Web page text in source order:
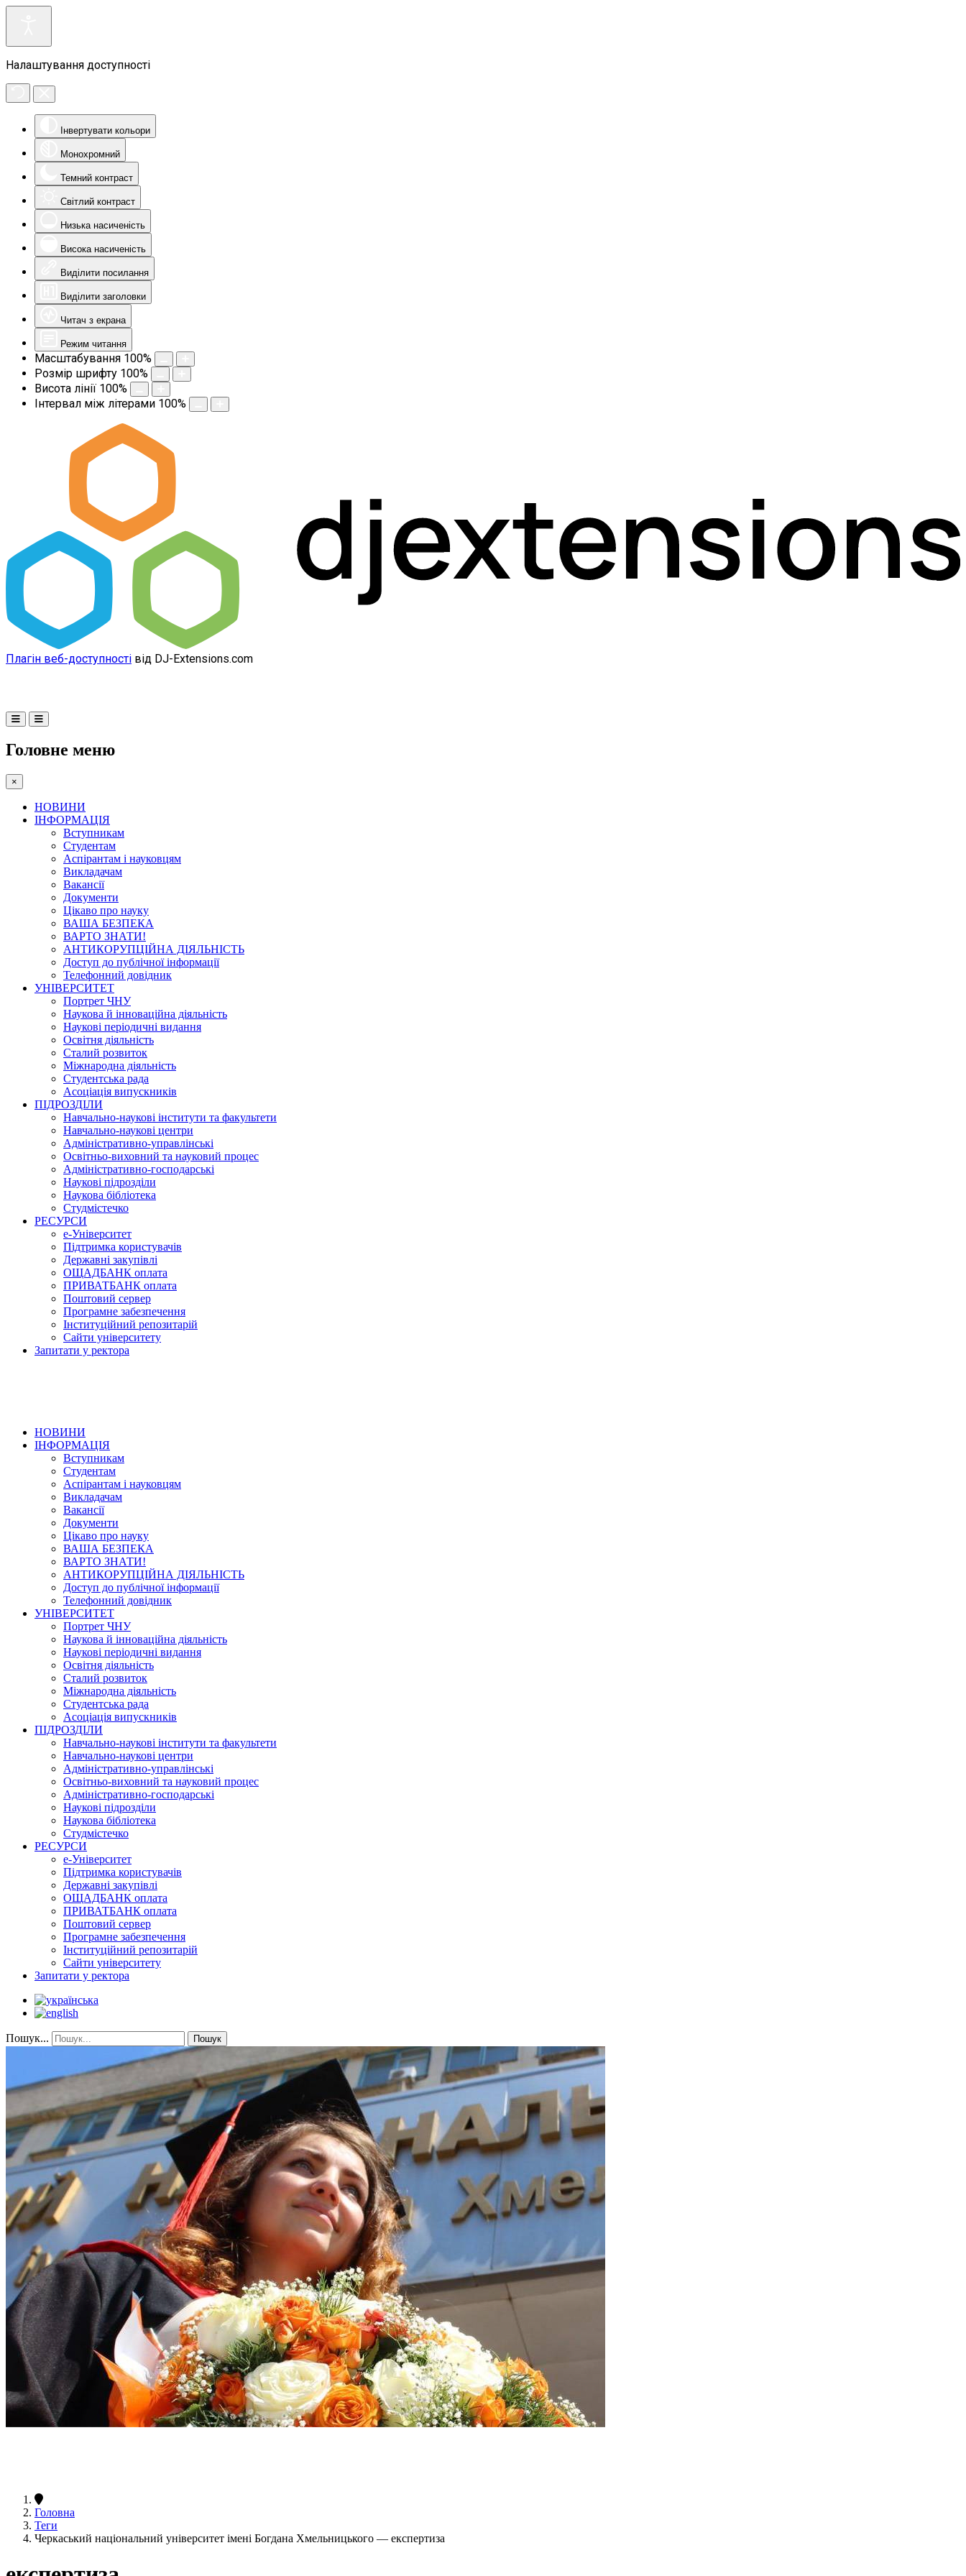
Налаштування доступності
Інвертувати кольори
Монохромний
Темний контраст
Світлий контраст
Низька насиченість
Висока насиченість
Виділити посилання
Виділити заголовки
Читач з екрана
Режим читання
Масштабування 100%
Розмір шрифту 100%
Висота лінії 100%
Інтервал між літерами 100%
Плагін веб-доступності від DJ-Extensions.com
Головне меню
×
НОВИНИ
ІНФОРМАЦІЯ
Вступникам
Студентам
Аспірантам і науковцям
Викладачам
Вакансії
Документи
Цікаво про науку
ВАША БЕЗПЕКА
ВАРТО ЗНАТИ!
АНТИКОРУПЦІЙНА ДІЯЛЬНІСТЬ
Доступ до публічної інформації
Телефонний довідник
УНІВЕРСИТЕТ
Портрет ЧНУ
Наукова й інноваційна діяльність
Наукові періодичні видання
Освітня діяльність
Сталий розвиток
Міжнародна діяльність
Студентська рада
Асоціація випускників
ПІДРОЗДІЛИ
Навчально-наукові інститути та факультети
Навчально-наукові центри
Адміністративно-управлінські
Освітньо-виховний та науковий процес
Адміністративно-господарські
Наукові підрозділи
Наукова бібліотека
Студмістечко
РЕСУРСИ
е-Університет
Підтримка користувачів
Державні закупівлі
ОЩАДБАНК оплата
ПРИВАТБАНК оплата
Поштовий сервер
Програмне забезпечення
Інституційний репозитарій
Сайти університету
Запитати у ректора
НОВИНИ
ІНФОРМАЦІЯ
Вступникам
Студентам
Аспірантам і науковцям
Викладачам
Вакансії
Документи
Цікаво про науку
ВАША БЕЗПЕКА
ВАРТО ЗНАТИ!
АНТИКОРУПЦІЙНА ДІЯЛЬНІСТЬ
Доступ до публічної інформації
Телефонний довідник
УНІВЕРСИТЕТ
Портрет ЧНУ
Наукова й інноваційна діяльність
Наукові періодичні видання
Освітня діяльність
Сталий розвиток
Міжнародна діяльність
Студентська рада
Асоціація випускників
ПІДРОЗДІЛИ
Навчально-наукові інститути та факультети
Навчально-наукові центри
Адміністративно-управлінські
Освітньо-виховний та науковий процес
Адміністративно-господарські
Наукові підрозділи
Наукова бібліотека
Студмістечко
РЕСУРСИ
е-Університет
Підтримка користувачів
Державні закупівлі
ОЩАДБАНК оплата
ПРИВАТБАНК оплата
Поштовий сервер
Програмне забезпечення
Інституційний репозитарій
Сайти університету
Запитати у ректора
Пошук... Пошук
Головна
Теги
Черкаський національний університет імені Богдана Хмельницького — експертиза